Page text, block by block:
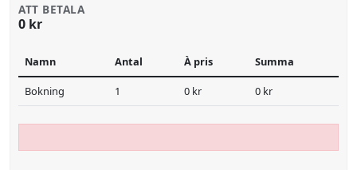
ATT BETALA
0 kr
Namn Antal À pris Summa
Bokning 1 0 kr 0 kr